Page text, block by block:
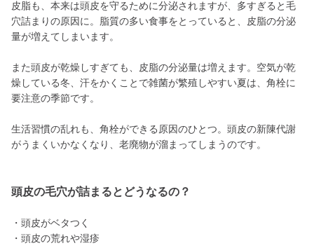
皮脂も、本来は頭皮を守るために分泌されますが、多すぎると毛
穴詰まりの原因に。脂質の多い食事をとっていると、皮脂の分泌
量が増えてしまいます。
また頭皮が乾燥しすぎても、皮脂の分泌量は増えます。空気が乾
燥している冬、汗をかくことで雑菌が繁殖しやすい夏は、角栓に
要注意の季節です。
生活習慣の乱れも、角栓ができる原因のひとつ。頭皮の新陳代謝
がうまくいかなくなり、老廃物が溜まってしまうのです。
頭皮の毛穴が詰まるとどうなるの？
・頭皮がベタつく
・頭皮の荒れや湿疹